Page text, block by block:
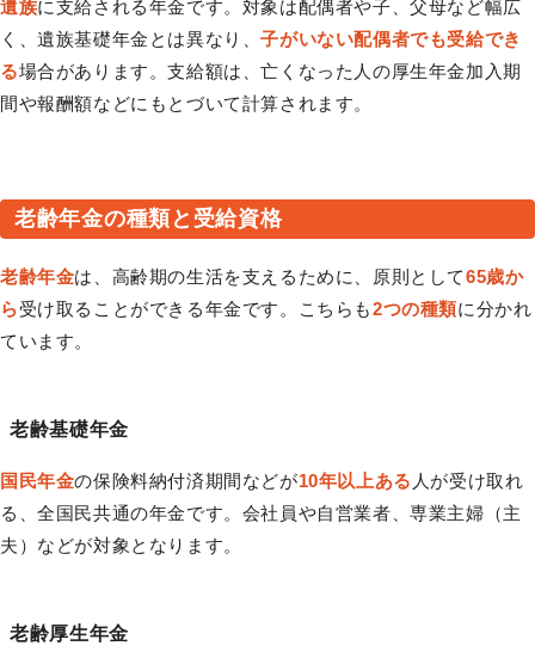
遺族に支給される年金です。対象は配偶者や子、父母など幅広
く、遺族基礎年金とは異なり、子がいない配偶者でも受給でき
る場合があります。支給額は、亡くなった人の厚生年金加入期
間や報酬額などにもとづいて計算されます。
老齢年金の種類と受給資格
老齢年金は、高齢期の生活を支えるために、原則として65歳か
ら受け取ることができる年金です。こちらも2つの種類に分かれ
ています。
老齢基礎年金
国民年金の保険料納付済期間などが10年以上ある 人が受け取れ
る、全国民共通の年金です。会社員や自営業者、専業主婦（主
夫）などが対象となります。
老齢厚生年金